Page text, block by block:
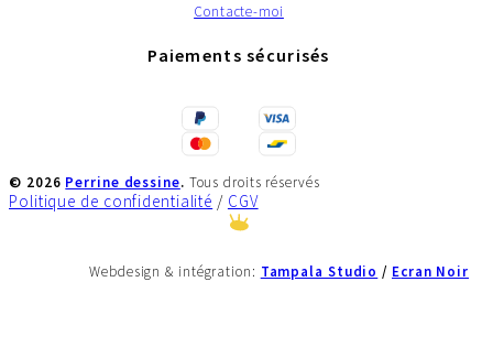
Contacte-moi
Paiements sécurisés
© 2026 Perrine dessine. Tous droits réservés
Politique de confidentialité / CGV
Webdesign & intégration: Tampala Studio / Ecran Noir